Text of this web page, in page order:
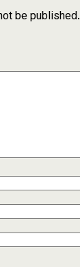
be published.